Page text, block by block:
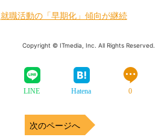
就職活動の「早期化」傾向が継続
Copyright © ITmedia, Inc. All Rights Reserved.
LINE Hatena 0
次のページへ